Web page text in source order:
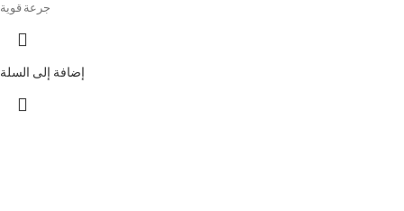
جرعة قوية
إضافة إلى السلة